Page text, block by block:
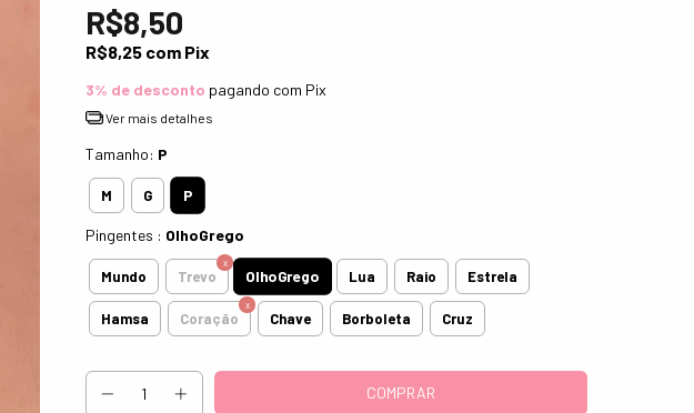
R$8,50
R$8,25 com Pix
3% de desconto pagando com Pix
Ver mais detalhes
Tamanho: P
M G P
Pingentes : OlhoGrego
Mundo Trevo OlhoGrego Lua Raio Estrela
Hamsa Coração Chave Borboleta Cruz